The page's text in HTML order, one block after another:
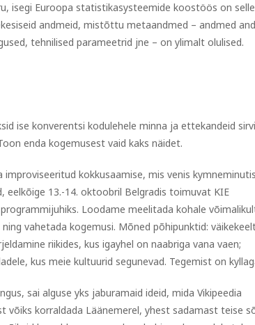
isegi Euroopa statistikasysteemide koostöös on
andmeid, mistõttu metaandmed – andmed
tehnilised parameetrid jne – on ylimalt olulised.
ise konverentsi kodulehele minna ja ettekandeid
enda kogemusest vaid kaks näidet.
kokkusaamise, mis venis
13.-14. oktoobril Belgradis toimuvat KIE
Loodame meelitada kohale
vahetada kogemusi. Mõned põhipunktid:
riikides, kus igayhel on naabriga vana vaen;
kus meie kultuurid segunevad. Tegemist on
sai alguse yks jaburamaid ideid, mida Vikipeedia
korraldada Läänemerel, yhest sadamast teise